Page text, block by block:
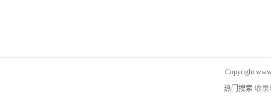
Copyright
热门搜索 收录